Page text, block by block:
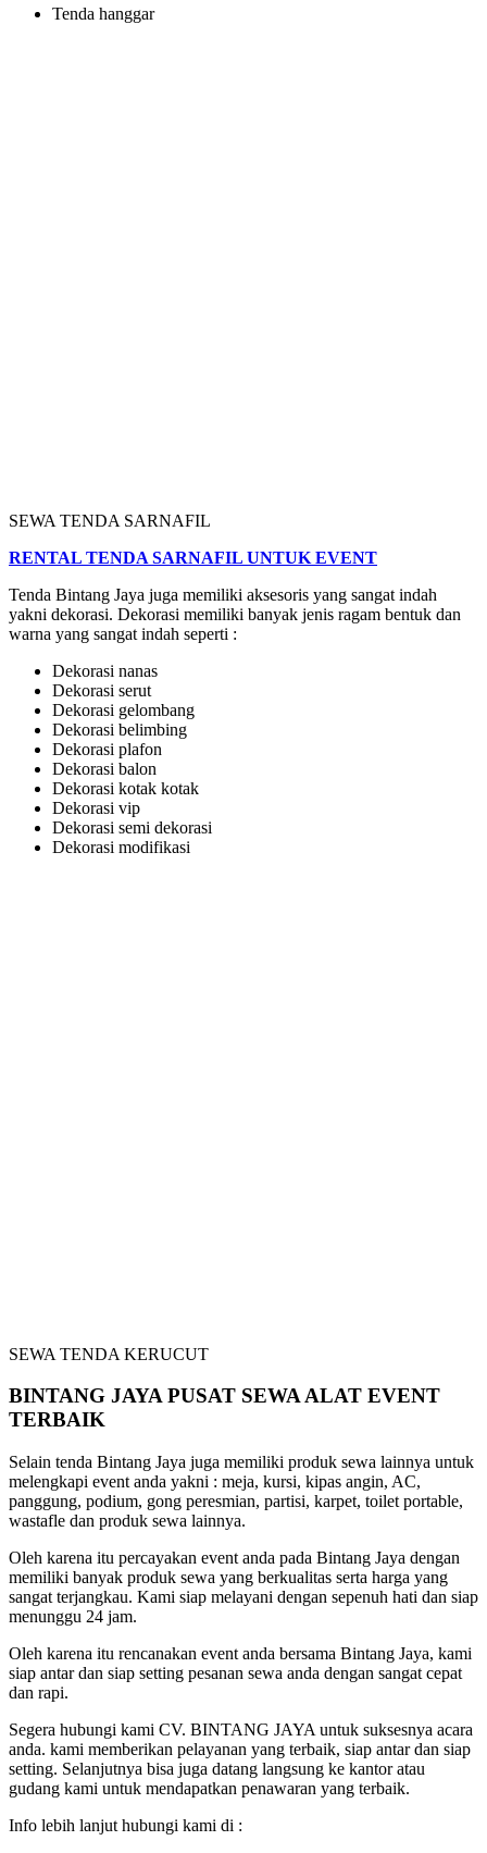
Tenda hanggar
SEWA TENDA SARNAFIL
RENTAL TENDA SARNAFIL UNTUK EVENT
Tenda Bintang Jaya juga memiliki aksesoris yang sangat indah
yakni dekorasi. Dekorasi memiliki banyak jenis ragam bentuk dan
warna yang sangat indah seperti :
Dekorasi nanas
Dekorasi serut
Dekorasi gelombang
Dekorasi belimbing
Dekorasi plafon
Dekorasi balon
Dekorasi kotak kotak
Dekorasi vip
Dekorasi semi dekorasi
Dekorasi modifikasi
SEWA TENDA KERUCUT
BINTANG JAYA PUSAT SEWA ALAT EVENT
TERBAIK
Selain tenda Bintang Jaya juga memiliki produk sewa lainnya untuk
melengkapi event anda yakni : meja, kursi, kipas angin, AC,
panggung, podium, gong peresmian, partisi, karpet, toilet portable,
wastafle dan produk sewa lainnya.
Oleh karena itu percayakan event anda pada Bintang Jaya dengan
memiliki banyak produk sewa yang berkualitas serta harga yang
sangat terjangkau. Kami siap melayani dengan sepenuh hati dan siap
menunggu 24 jam.
Oleh karena itu rencanakan event anda bersama Bintang Jaya, kami
siap antar dan siap setting pesanan sewa anda dengan sangat cepat
dan rapi.
Segera hubungi kami CV. BINTANG JAYA untuk suksesnya acara
anda. kami memberikan pelayanan yang terbaik, siap antar dan siap
setting. Selanjutnya bisa juga datang langsung ke kantor atau
gudang kami untuk mendapatkan penawaran yang terbaik.
Info lebih lanjut hubungi kami di :